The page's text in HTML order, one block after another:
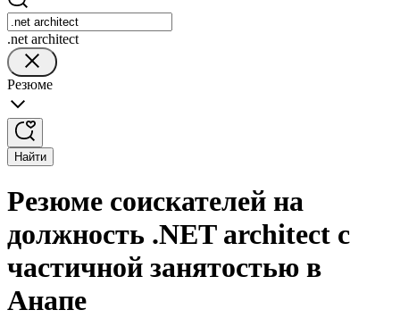
.net architect
Резюме
Найти
Резюме соискателей на
должность .NET architect с
частичной занятостью в
Анапе